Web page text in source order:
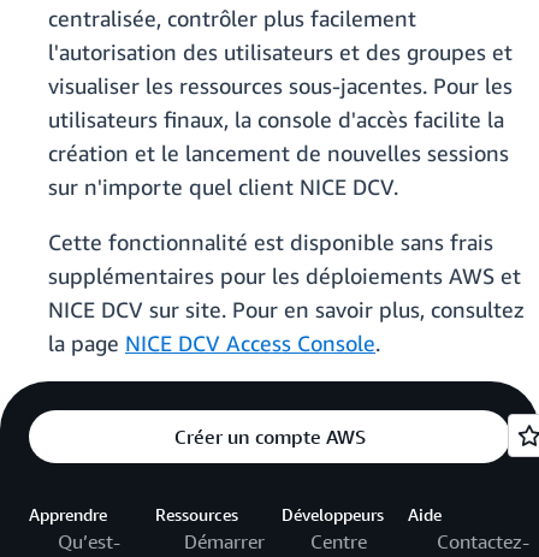
centralisée, contrôler plus facilement
l'autorisation des utilisateurs et des groupes et
visualiser les ressources sous-jacentes. Pour les
utilisateurs finaux, la console d'accès facilite la
création et le lancement de nouvelles sessions
sur n'importe quel client NICE DCV.
Cette fonctionnalité est disponible sans frais
supplémentaires pour les déploiements AWS et
NICE DCV sur site. Pour en savoir plus, consultez
la page NICE DCV Access Console.
Créer un compte AWS
Apprendre
Qu’est-
Ressources
Démarrer
Développeurs
Centre
Aide
Contactez-